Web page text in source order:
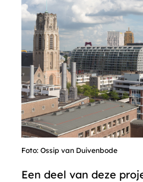
Foto: Ossip van Duivenbode
Een deel van deze